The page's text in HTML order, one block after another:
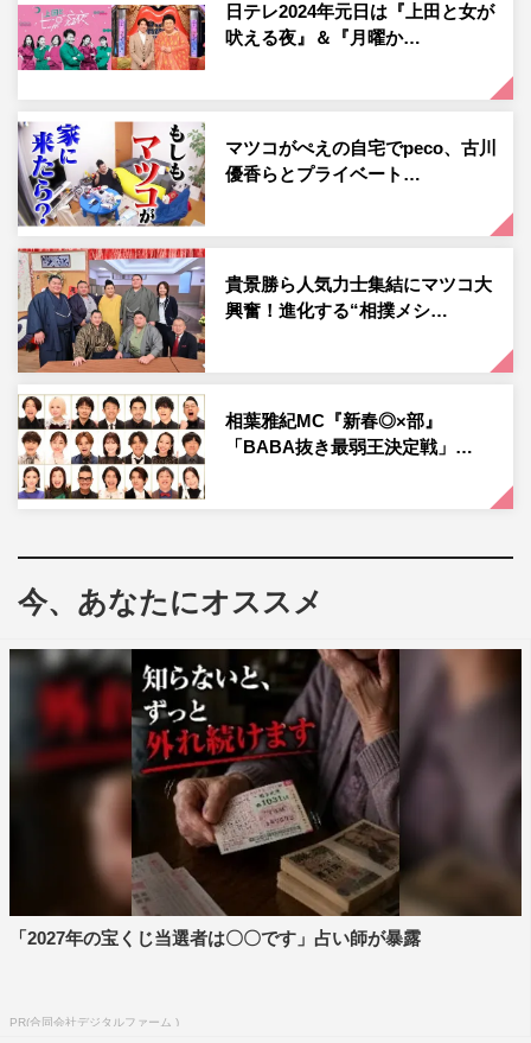
ツコに、「お餅をつけばいいんです！」と女性陣がアシス
ト。あのが打ち手で、マツコが返し手役となり、なんとか
スタートした新春餅つきだが…危なっかしいあのに「日テ
レってこういう場合、労災下りる？」と身の危険を感じる
マツコ。初っぱなから混沌と化したスタジオに、一同大盛
り上がり。
いつものマツコ節もさく裂。MCの上田晋也から「なんな
のおまえ、今日フルスイングできてるのか？」と聞かれる
と「だってこれフルスイングじゃないと！見てよ！怖いの
よ今、正面モモコ＆アンミカよ」とマツコ。怖がりつつ
「銀座のママ」「椿が一輪の着物とかが似合うようになっ
てきたわね」などと言いたい放題。また、「面白いことす
るのが私の役目でしょ？」と女たちのバトルも次々にあお
っていく。実は20年ぶりの共演となる梨花と若槻千夏の過
番組初登場の梨花は「とにかく部屋がきれいじゃなきゃ
日テレ2024年元日は『上田と女が
吠える夜』＆『月曜か…
マツコがぺえの自宅でpeco、古川
優香らとプライベート…
貴景勝ら人気力士集結にマツコ大
興奮！進化する“相撲メシ…
相葉雅紀MC『新春◎×部』
「BABA抜き最弱王決定戦」…
今、あなたにオススメ
「2027年の宝くじ当選者は〇〇です」占い師が暴露
PR(合同会社デジタルファーム )